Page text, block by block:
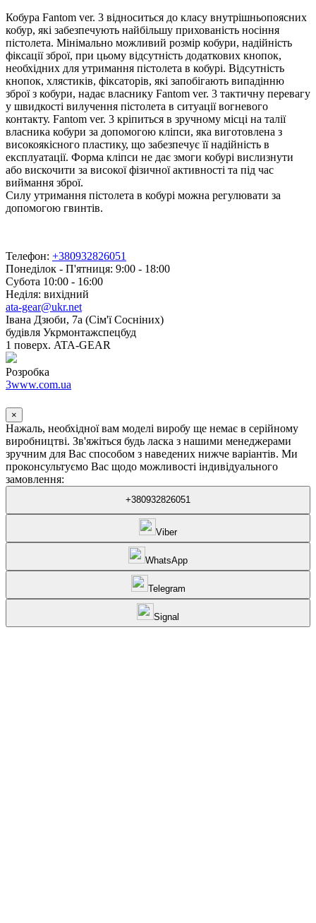
Кобура Fantom ver. 3 відноситься до класу внутрішньопоясних
кобур, які забезпечують найбільшу прихованість носіння
пістолета. Мінімально можливий розмір кобури, надійність
фіксації зброї, при цьому відсутність додаткових кнопок,
необхідних для утримання пістолета в кобурі. Відсутність
кнопок, хлястиків, фіксаторів, які запобігають випадінню
зброї з кобури, надає власнику Fantom ver. 3 тактичну перевагу
у швидкості вилучення пістолета в ситуації вогневого
контакту. Fantom ver. 3 кріпиться в зручному місці на талії
власника кобури за допомогою кліпси, яка виготовлена з
високоякісного пластику, що забезпечує її надійність в
експлуатації. Форма кліпси не дає змоги кобурі вислизнути
або вискочити за високої фізичної активності та під час
виймання зброї.
Силу утримання пістолета в кобурі можна регулювати за
допомогою гвинтів.
Телефон: +380932826051
Понеділок - П'ятниця: 9:00 - 18:00
Субота 10:00 - 16:00
Неділя: вихідний
ata-gear@ukr.net
Івана Дзюби, 7а (Сім'ї Сосніних)
будівля Укрмонтажспецбуд
1 поверх. ATA-GEAR
Розробка
3www.com.ua
×
Нажаль, необхідної вам моделі виробу ще немає в серійному
виробництві. Зв'яжіться будь ласка з нашими менеджерами
зручним для Вас способом з наведених нижче варіантів. Ми
проконсультуємо Вас щодо можливості індивідуального
замовлення:
+380932826051
Viber
WhatsApp
Telegram
Signal